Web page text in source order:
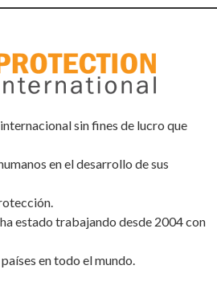
sin fines de lucro que
en el desarrollo de sus
estado trabajando desde 2004 con
en todo el mundo.